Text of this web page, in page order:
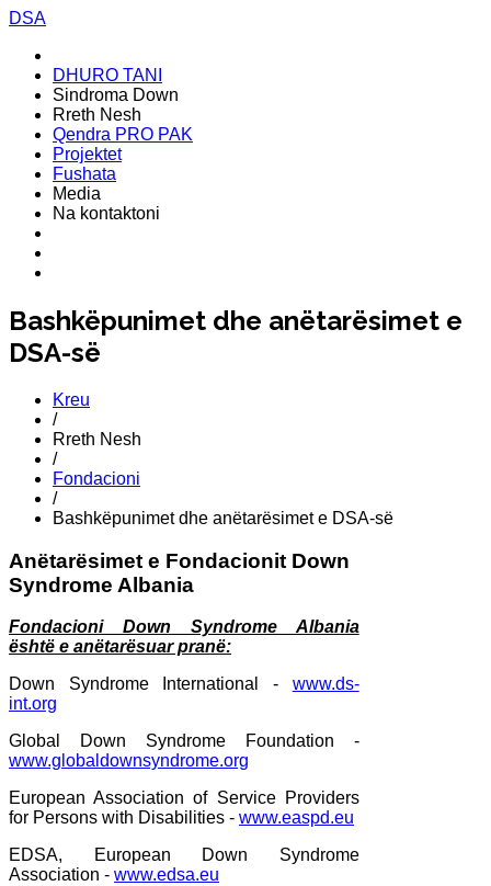
DSA
DHURO TANI
Sindroma Down
Rreth Nesh
Qendra PRO PAK
Projektet
Fushata
Media
Na kontaktoni
Bashkëpunimet dhe anëtarësimet e
DSA-së
Kreu
/
Rreth Nesh
/
Fondacioni
/
Bashkëpunimet dhe anëtarësimet e DSA-së
Anëtarësimet e Fondacionit Down
Syndrome Albania
Fondacioni Down Syndrome Albania
është e anëtarësuar pranë:
Down Syndrome International - www.ds-
int.org
Global Down Syndrome Foundation -
www.globaldownsyndrome.org
European Association of Service Providers
for Persons with Disabilities - www.easpd.eu
EDSA, European Down Syndrome
Association - www.edsa.eu